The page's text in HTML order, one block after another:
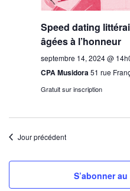
Speed dating
âgées à l’honneur
septembre 14, 2024 @
CPA Musidora51 rue
Gratuit sur inscription
Jour précédent
S’abonner